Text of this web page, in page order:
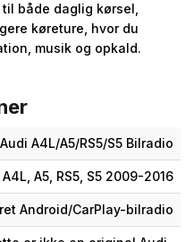
både daglig kørsel,
køreture, hvor du
musik og opkald.
Audi A4L/A5/RS5/S5 Bilradio
A5, RS5, S5 2009-2016
Android/CarPlay-bilradio